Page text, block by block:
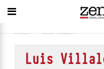
Inicio > Luis Villalón
Luis